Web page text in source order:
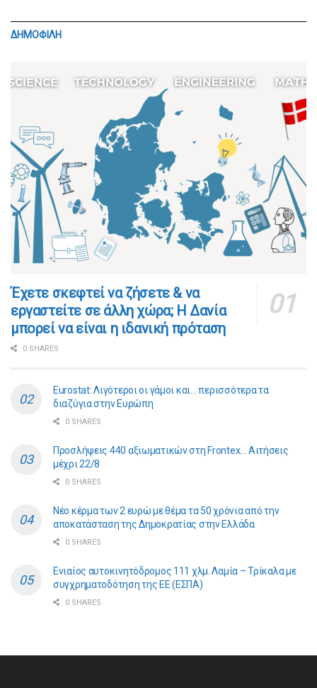
ΔΗΜΟΦΙΛΗ
​​Έχετε σκεφτεί να ζήσετε & να
εργαστείτε σε άλλη χώρα; Η Δανία
μπορεί να είναι η ιδανική πρόταση
0 SHARES
Eurostat: Λιγότεροι οι γάμοι και… περισσότερα τα
διαζύγια στην Ευρώπη
0 SHARES
Προσλήψεις 440 αξιωματικών στη Frontex… Αιτήσεις
μέχρι 22/8
0 SHARES
Νέο κέρμα των 2 ευρώ με θέμα τα 50 χρόνια από την
αποκατάσταση της Δημοκρατίας στην Ελλάδα
0 SHARES
Ενιαίος αυτοκινητόδρομος 111 χλμ. Λαμία – Τρίκαλα με
συγχρηματοδότηση της ΕE (ΕΣΠΑ)
0 SHARES